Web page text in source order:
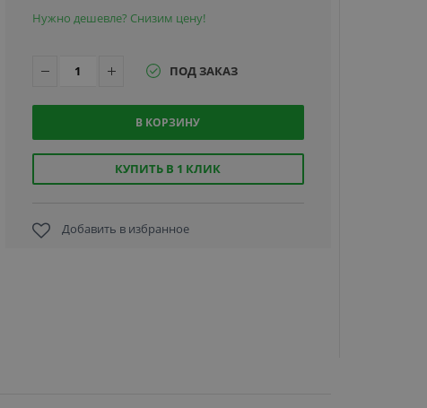
Нужно дешевле? Снизим цену!
ПОД ЗАКАЗ
В КОРЗИНУ
КУПИТЬ В 1 КЛИК
Добавить в избранное